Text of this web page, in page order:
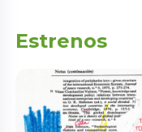
Estrenos